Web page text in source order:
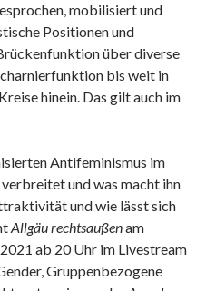
mobilisiert und
Positionen und
über diverse
bis weit in
hinein. Das gilt auch im
Antifeminismus im
und was macht ihn
und wie lässt sich
Allgäu rechtsaußenam
ab 20 Uhr im Livestream
Gruppenbezogene